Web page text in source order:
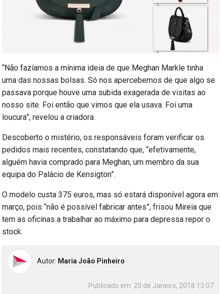
“Não fazíamos a mínima ideia de que Meghan Markle tinha
uma das nossas bolsas. Só nos apercebemos de que algo se
passava porque houve uma subida exagerada de visitas ao
nosso site. Foi então que vimos que ela usava. Foi uma
loucura”, revelou a criadora.
Descoberto o mistério, os responsáveis foram verificar os
pedidos mais recentes, constatando que, “efetivamente,
alguém havia comprado para Meghan, um membro da sua
equipa do Palácio de Kensigton”.
O modelo custa 375 euros, mas só estará disponível agora em
março, pois “não é possível fabricar antes”, frisou Mireia que
tem as oficinas a trabalhar ao máximo para depressa repor o
stock.
Autor: Maria João Pinheiro
Publicado em: 20 de Janeiro, 2018 13:07